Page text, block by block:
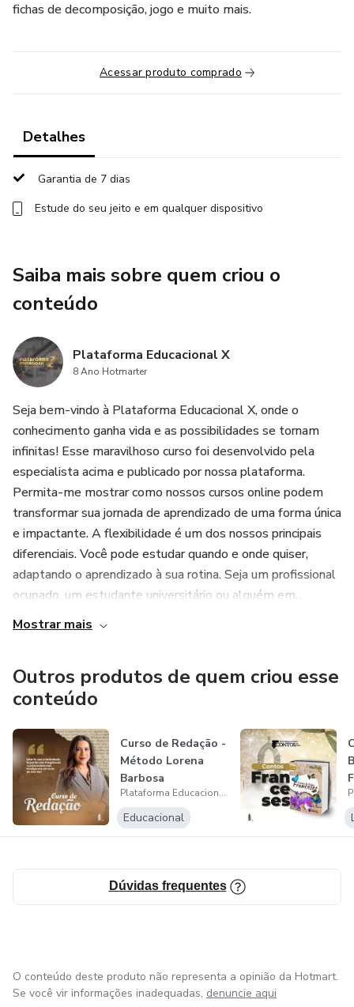
fichas de decomposição, jogo e muito mais.
Acessar produto comprado
Detalhes
Garantia de 7 dias
Estude do seu jeito e em qualquer dispositivo
Saiba mais sobre quem criou o
conteúdo
Plataforma Educacional X
8 Ano Hotmarter
Seja bem-vindo à Plataforma Educacional X, onde o
conhecimento ganha vida e as possibilidades se tornam
infinitas! Esse maravilhoso curso foi desenvolvido pela
especialista acima e publicado por nossa plataforma.
Permita-me mostrar como nossos cursos online podem
transformar sua jornada de aprendizado de uma forma única
e impactante. A flexibilidade é um dos nossos principais
diferenciais. Você pode estudar quando e onde quiser,
adaptando o aprendizado à sua rotina. Seja um profissional
ocupado, um estudante universitário ou alguém em...
Mostrar mais
Outros produtos de quem criou esse
conteúdo
Curso de Redação -
Método Lorena
Barbosa
Plataforma Educacional X
Educacional
Dúvidas frequentes
O conteúdo deste produto não representa a opinião da Hotmart.
Se você vir informações inadequadas, denuncie aqui